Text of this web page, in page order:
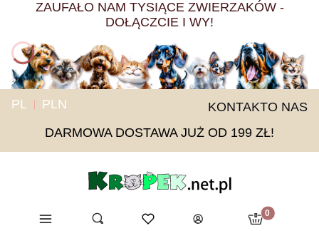
ZAUFAŁO NAM TYSIĄCE ZWIERZAKÓW -
DOŁĄCZCIE I WY!
PL PLN KONTAKTO NAS
DARMOWA DOSTAWA JUŻ OD 199 ZŁ!
Menu Otwórz wyszukiwarkę
Szukaj Ulubione
Zaloguj się
Produkty w
Koszyk